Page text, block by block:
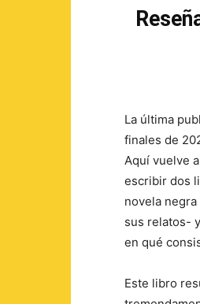
La última
finales de
Aquí vuelve
escribir dos
novela
sus relatos-
en qué
Este libro